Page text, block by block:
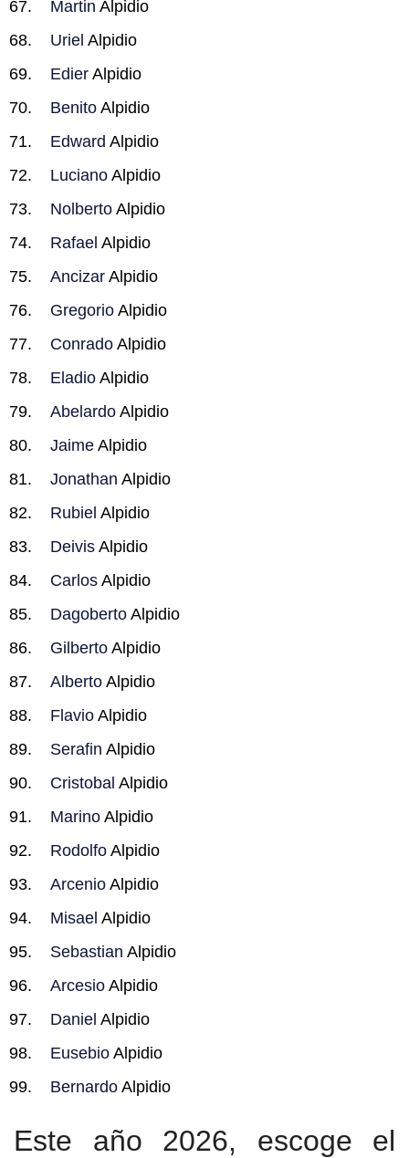
Martin Alpidio
Uriel Alpidio
Edier Alpidio
Benito Alpidio
Edward Alpidio
Luciano Alpidio
Nolberto Alpidio
Rafael Alpidio
Ancizar Alpidio
Gregorio Alpidio
Conrado Alpidio
Eladio Alpidio
Abelardo Alpidio
Jaime Alpidio
Jonathan Alpidio
Rubiel Alpidio
Deivis Alpidio
Carlos Alpidio
Dagoberto Alpidio
Gilberto Alpidio
Alberto Alpidio
Flavio Alpidio
Serafin Alpidio
Cristobal Alpidio
Marino Alpidio
Rodolfo Alpidio
Arcenio Alpidio
Misael Alpidio
Sebastian Alpidio
Arcesio Alpidio
Daniel Alpidio
Eusebio Alpidio
Bernardo Alpidio
Este año 2026, escoge el